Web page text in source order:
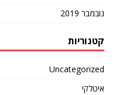
נובמבר 2019
קטגוריות
Uncategorized
איטלקי